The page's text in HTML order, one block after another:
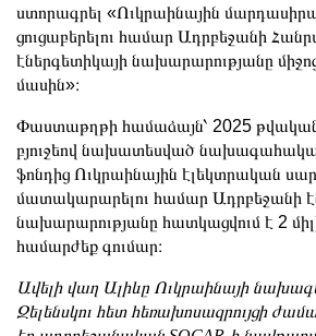
ստորագրել «Ուկրաինային
ցուցաբերելու համար Ադրբեջանի
էներգետիկայի նախարարությանը
մասին»։
Փաստաթղթի համաձայն՝ 2025
բյուջեով նախատեսված
ֆոնդից Ուկրաինային էլեկտրական
մատակարարելու համար Ադրբեջանի
նախարարությանը հատկացվում է 2
համարժեք գումար։
Ավելի վաղ Ալիևը Ուկրաինայի
Զելենսկու հետ հեռախոսազրույցի